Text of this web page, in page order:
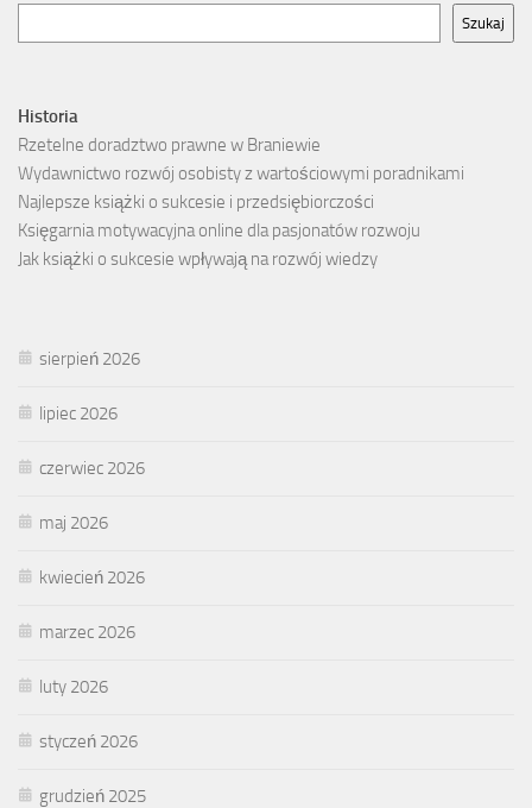
Szukaj
Historia
Rzetelne doradztwo prawne w Braniewie
Wydawnictwo rozwój osobisty z wartościowymi poradnikami
Najlepsze książki o sukcesie i przedsiębiorczości
Księgarnia motywacyjna online dla pasjonatów rozwoju
Jak książki o sukcesie wpływają na rozwój wiedzy
sierpień 2026
lipiec 2026
czerwiec 2026
maj 2026
kwiecień 2026
marzec 2026
luty 2026
styczeń 2026
grudzień 2025